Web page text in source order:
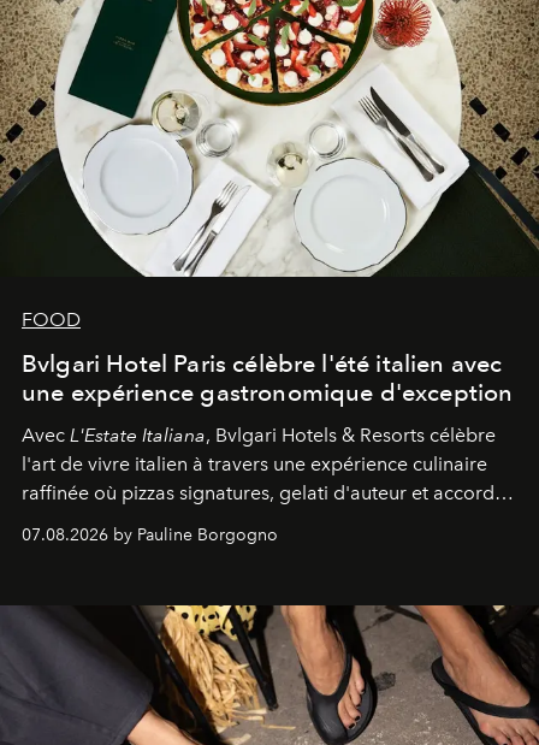
FOOD
Bvlgari Hotel Paris célèbre l'été italien avec
une expérience gastronomique d'exception
Avec L'Estate Italiana, Bvlgari Hotels & Resorts célèbre
l'art de vivre italien à travers une expérience culinaire
raffinée où pizzas signatures, gelati d'auteur et accords
d'exception composent un véritable voyage sensoriel.
07.08.2026 by Pauline Borgogno